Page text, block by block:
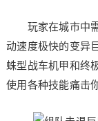
玩家在城市中需
动速度极快的变异
蛛型战车机甲和终
使用各种技能痛击